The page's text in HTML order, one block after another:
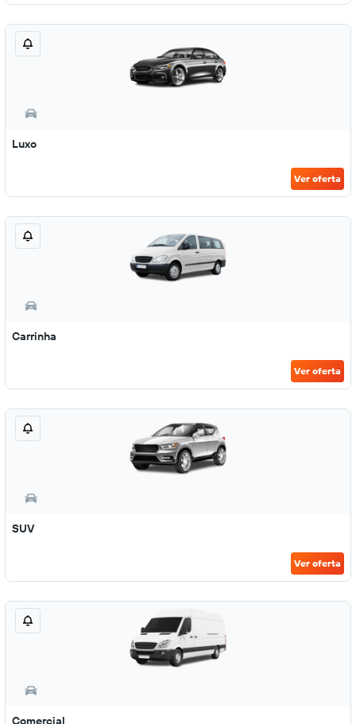
Luxo
Ver oferta
Carrinha
Ver oferta
SUV
Ver oferta
Comercial